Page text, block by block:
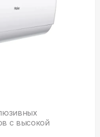
с высокой